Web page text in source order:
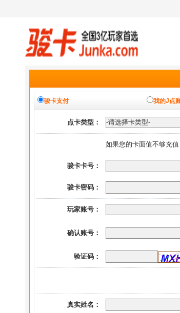
骏卡支付 我的J点
点卡类型：
如果您的卡面值不够充
骏卡卡号：
骏卡密码：
玩家账号：
确认账号：
验证码：
真实姓名：